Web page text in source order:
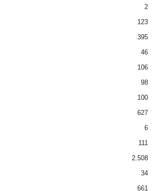
2
123
395
46
106
98
100
627
6
111
2.508
34
661